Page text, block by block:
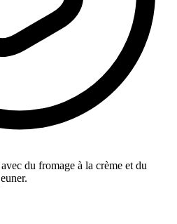
du fromage à la crème et du